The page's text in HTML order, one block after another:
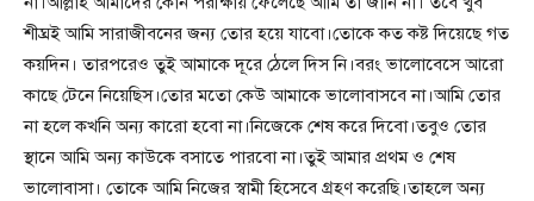
শীঘ্রই আমি সারাজীবনের জন্য তোর হয়ে যাবো।তোকে কত কষ্ট দিয়েছে গত
কয়দিন। তারপরেও তুই আমাকে দূরে ঠেলে দিস নি।বরং ভালোবেসে আরো
কাছে টেনে নিয়েছিস।তোর মতো কেউ আমাকে ভালোবাসবে না।আমি তোর
না হলে কখনি অন্য কারো হবো না।নিজেকে শেষ করে দিবো।তবুও তোর
স্থানে আমি অন্য কাউকে বসাতে পারবো না।তুই আমার প্রথম ও শেষ
ভালোবাসা। তোকে আমি নিজের স্বামী হিসেবে গ্রহণ করেছি।তাহলে অন্য